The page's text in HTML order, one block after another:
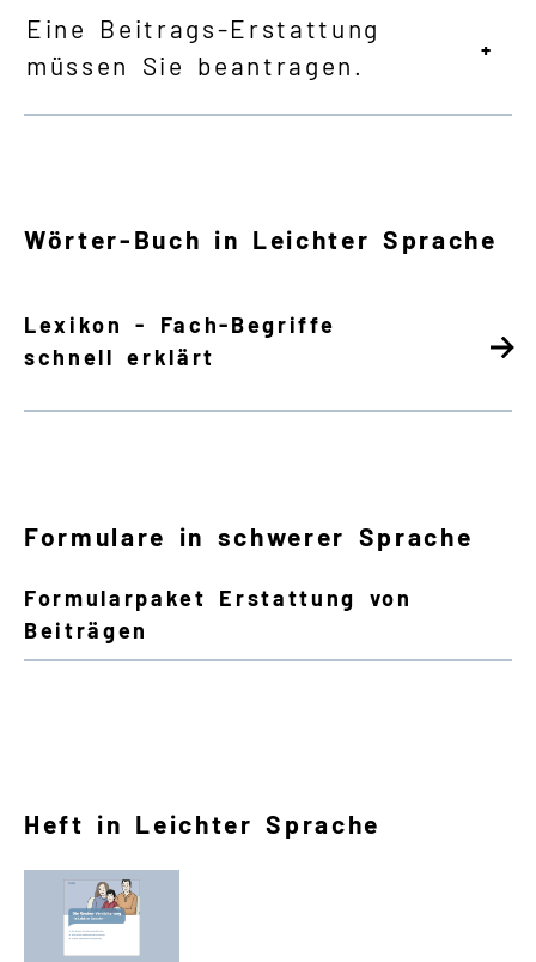
Eine Beitrags-Erstattung
müssen Sie beantragen.
Wörter-Buch in Leichter Sprache
Lexikon - Fach-Begriffe
schnell erklärt
Formulare in schwerer Sprache
Formularpaket Erstattung von
Beiträgen
Heft in Leichter Sprache